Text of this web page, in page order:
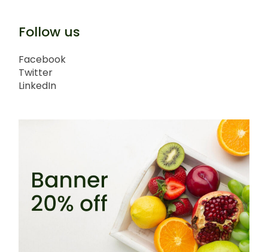
Follow us
Facebook
Twitter
LinkedIn